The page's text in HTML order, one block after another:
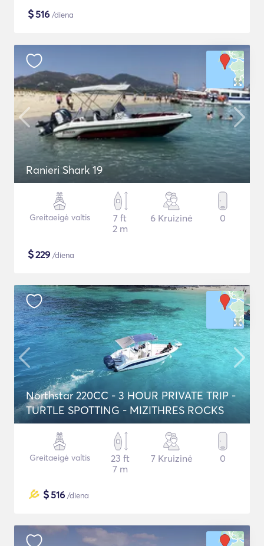
$516 /diena
Ranieri Shark 19
Greitaeigė valtis
7 ft
2 m
6 Kruizinė 0
$229 /diena
Northstar 220CC - 3 HOUR PRIVATE TRIP -
TURTLE SPOTTING - MIZITHRES ROCKS
Greitaeigė valtis
23 ft
7 m
7 Kruizinė 0
$516 /diena